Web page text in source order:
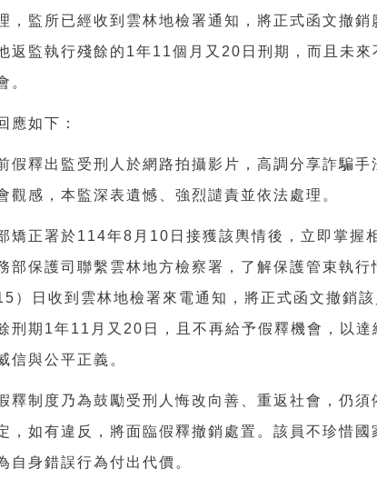
，監所已經收到雲林地檢署通知，將正式函文撤銷
返監執行殘餘的 1年11個月又20 日刑期，而且未來
。
應如下：
假釋出監受刑人於網路拍攝影片，高調分享詐騙手
觀感，本監深表遺憾、強烈譴責並依法處理。
矯正署於114年8 月 10 日接獲該輿情後，立即掌握
部保護司聯繫雲林地方檢察署，了解保護管束執行
）
日收到雲林地檢署來電通知，將正式函文撤銷該
刑期 1年11 月又20 日，且不再給予假釋機會，以達
信與公平正義。
釋制度乃為鼓勵受刑人悔改向善、重返社會，仍須
，如有違反，將面臨假釋撤銷處置。該員不珍惜國
自身錯誤行為付出代價。